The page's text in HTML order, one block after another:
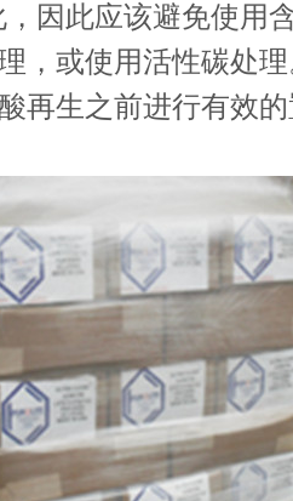
，因此应该避免使用
，或使用活性碳处
再生之前进行有效